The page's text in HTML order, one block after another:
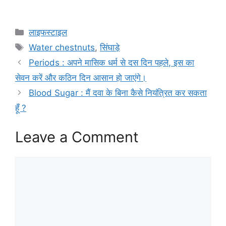
Categories
लाइफस्टाइल
Tags
Water chestnuts,सिंघाड़े
Periods : अपने मासिक धर्म से दस दिन पहले, इस का
सेवन करें और कठिन दिन आसान हो जाएंगे।
Blood Sugar : मैं दवा के बिना कैसे नियंत्रित कर सकता
हूँ ?
Leave a Comment